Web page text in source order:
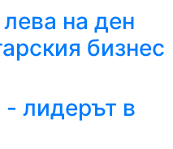
на ден
бизнес
лидерът в